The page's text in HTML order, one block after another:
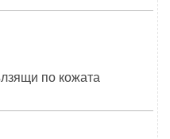
по кожата